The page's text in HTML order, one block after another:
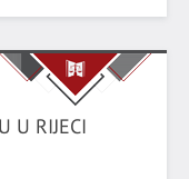
U RIJECI